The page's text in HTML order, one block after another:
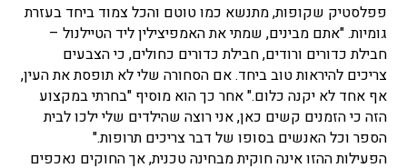
פפלסטיק שקופות, מתנשא כמו טוטם והכל צמוד ביחד בעזרת
גומיות. "אתם מבינים, שמתי את האמפיצילין ליד הטיילנול –
חבילת כדורים ורודים, חבילת כדורים כחולים, כי הצבעים
צריכים להיראות טוב ביחד. אם הסחורה שלי לא תופסת את העין,
אף אחד לא יקנה כלום." אחר כך הוא מוסיף "בחרתי במקצוע
הזה כי הזמנים קשים כאן, אני רוצה שהילדים שלי ילכו לבית
הספר וכל האנשים בסופו של דבר צריכים תרופות."
הפעילות ההזו אינה חוקית מבחינה טכנית, אך החוקים נאכפים